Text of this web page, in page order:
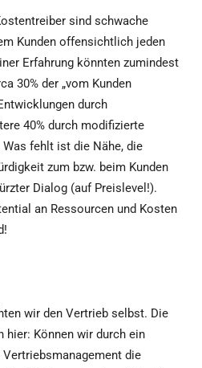
sind schwache
Kunden offensichtlich jeden
Erfahrung könnten zumindest
30% der „vom Kunden
durch
40% durch modifizierte
fehlt ist die Nähe, die
zum bzw. beim Kunden
Dialog (auf Preislevel!).
an Ressourcen und Kosten
wir den Vertrieb selbst. Die
hier: Können wir durch ein
die